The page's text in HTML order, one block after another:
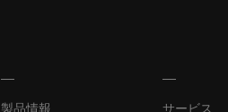
製品情報 サービス